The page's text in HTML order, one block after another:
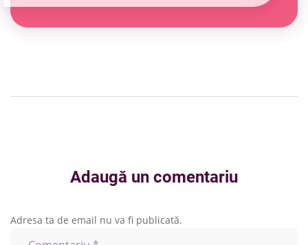
Adaugă un comentariu
Adresa ta de email nu va fi publicată.